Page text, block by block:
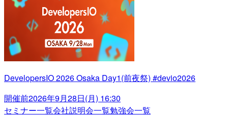
DevelopersIO 2026 Osaka Day1(前夜祭) #devio2026
開催前2026年9月28日(月) 16:30
セミナー一覧会社説明会一覧勉強会一覧